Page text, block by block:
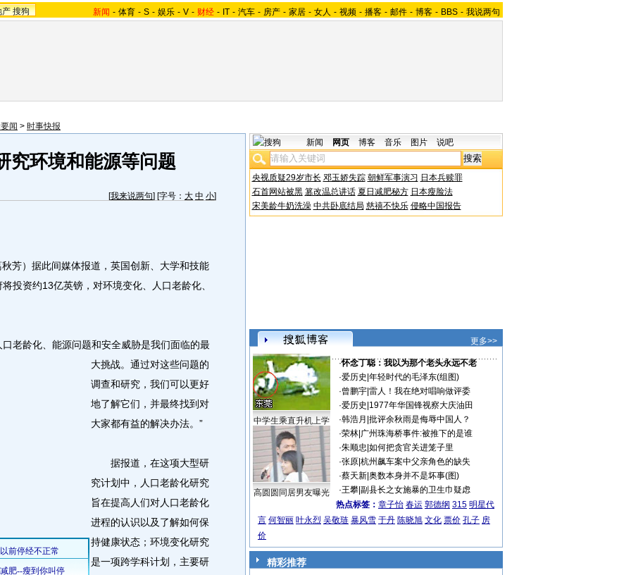
产 搜狗 新闻 - 体育 - S - 娱乐 - V - 财经 - IT - 汽车 - 房产 - 家居 - 女人 - 视频 - 播客 - 邮件 - 博客 - BBS - 我说两句
闻 > 时事快报
究环境和能源等问题
[我来说两句] [字号： 大 中 小]
）据此间媒体报道，英国创新、大学和技能
投资约13亿英镑，对环境变化、人口老龄化、
老龄化、能源问题和安全威胁是我们面临的最
大挑战。 通过对这些问题的
调查和研究，我们可以更好
地了解它们，并最终找到对
大家都有益的解决办法。”
据报道，在这项大型研
究计划中，人口老龄化研究
旨在提高人们对人口老龄化
进程的认识以及了解如何保
持健康状态；环境变化研究
是一项跨学科计划，主要研
新闻 网页 博客 音乐 图片 说吧
央视质疑29岁市长 邓玉娇失踪 朝鲜军事演习 日本兵赎罪
石首网站被黑 篡改温总讲话 夏日减肥秘方 日本瘦脸法
宋美龄牛奶洗澡 中共卧底结局 慈禧不快乐 侵略中国报告
更多>>
中学生乘直升机上学
高圆圆同居男友曝光
·怀念丁聪：我以为那个老头永远不老
·爱历史 年轻时代的毛泽东(组图)
·曾鹏宇| 雷人！我在绝对唱响做评委
·爱历史 1977年华国锋视察大庆油田
·韩浩月 批评余秋雨是侮辱中国人？
·荣林| 广州珠海桥事件:被推下的是谁
·朱顺忠 如何把贪官关进笼子里
·张原| 杭州飙车案中父亲角色的缺失
·蔡天新| 奥数本身并不是坏事(图)
·王攀| 副县长之女施暴的卫生巾疑虑
热点标签： 章子怡 春运 郭德纲 315 明星代
言 何智丽 叶永烈 吴敬琏 暴风雪 于丹 陈晓旭 文化 票价 孔子 房
价
精彩推荐